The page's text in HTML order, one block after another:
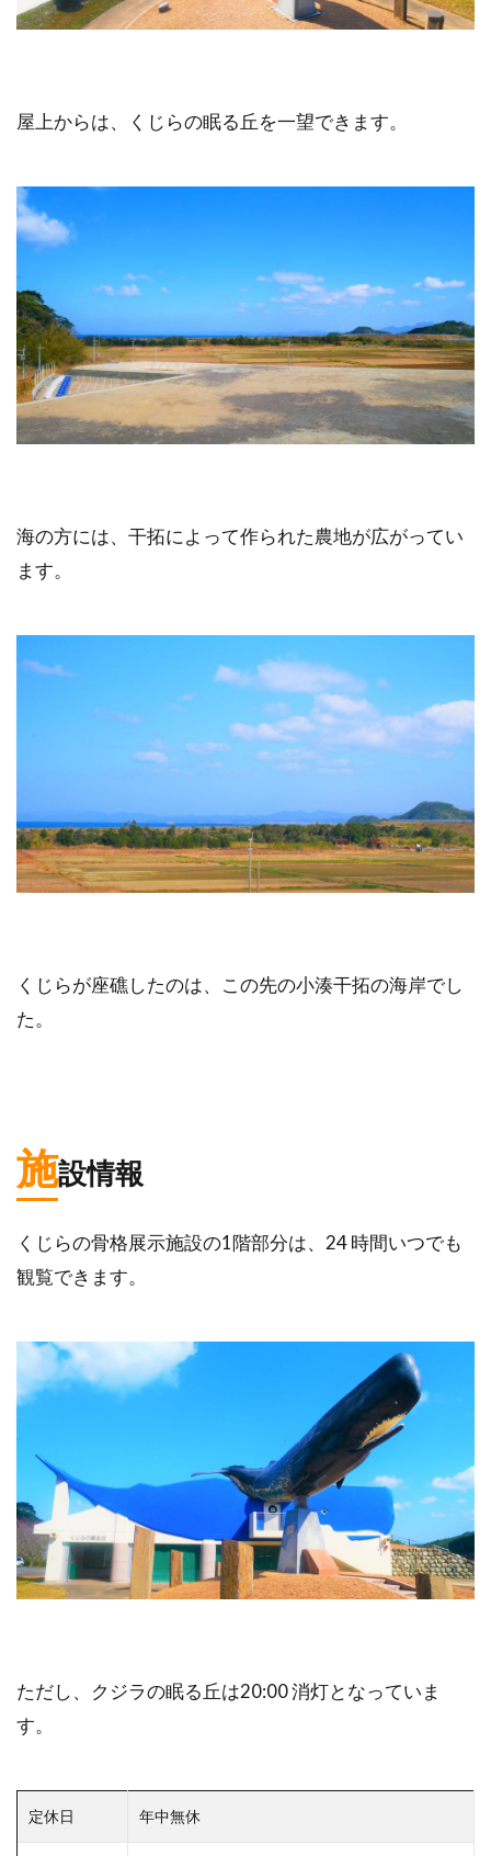
屋上からは、くじらの眠る丘を一望できます。
海の方には、干拓によって作られた農地が広がってい
ます。
くじらが座礁したのは、この先の小湊干拓の海岸でし
た。
施設情報
くじらの骨格展示施設の1階部分は、24 時間いつでも
観覧できます。
ただし、クジラの眠る丘は20:00 消灯となっていま
す。
定休日 年中無休